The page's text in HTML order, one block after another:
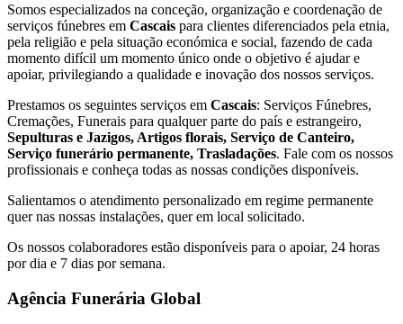
Somos especializados na conceção, organização e coordenação de
serviços fúnebres em Cascais para clientes diferenciados pela etnia,
pela religião e pela situação económica e social, fazendo de cada
momento difícil um momento único onde o objetivo é ajudar e
apoiar, privilegiando a qualidade e inovação dos nossos serviços.
Prestamos os seguintes serviços em Cascais: Serviços Fúnebres,
Cremações, Funerais para qualquer parte do país e estrangeiro,
Sepulturas e Jazigos, Artigos florais, Serviço de Canteiro,
Serviço funerário permanente, Trasladações. Fale com os nossos
profissionais e conheça todas as nossas condições disponíveis.
Salientamos o atendimento personalizado em regime permanente
quer nas nossas instalações, quer em local solicitado.
Os nossos colaboradores estão disponíveis para o apoiar, 24 horas
por dia e 7 dias por semana.
Agência Funerária Global